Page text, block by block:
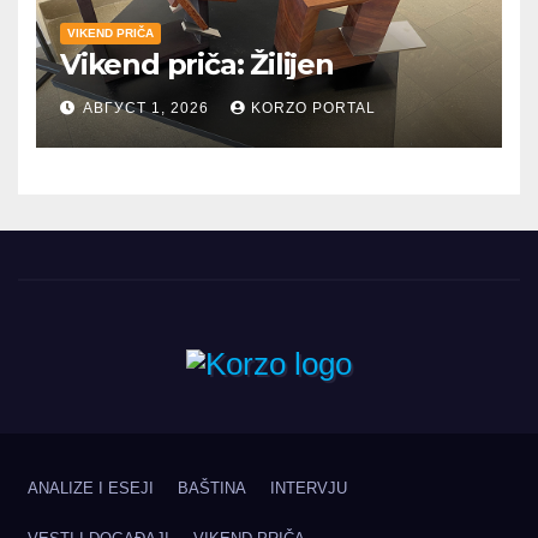
VIKEND PRIČA
Vikend priča: Žilijen
АВГУСТ 1, 2026 KORZO PORTAL
ANALIZE I ESEJI BAŠTINA INTERVJU